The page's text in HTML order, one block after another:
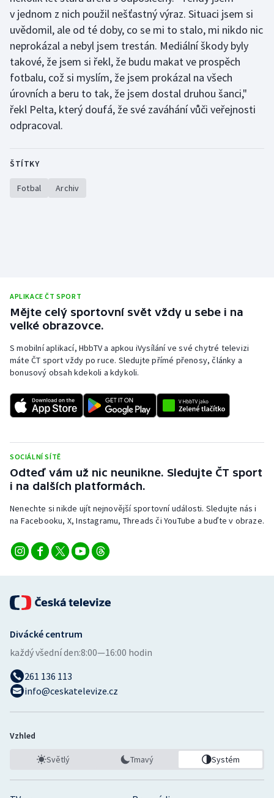
v jednom z nich použil nešťastný výraz. Situaci jsem si
uvědomil, ale od té doby, co se mi to stalo, mi nikdo nic
neprokázal a nebyl jsem trestán. Mediální škody byly
takové, že jsem si řekl, že budu makat ve prospěch
fotbalu, což si myslím, že jsem prokázal na všech
úrovních a beru to tak, že jsem dostal druhou šanci,"
řekl Pelta, který doufá, že své zaváhání vůči veřejnosti
odpracoval.
ŠTÍTKY
Fotbal Archiv
APLIKACE ČT SPORT
Mějte celý sportovní svět vždy u sebe i na
velké obrazovce.
S mobilní aplikací, HbbTV a apkou iVysílání ve své chytré televizi
máte ČT sport vždy po ruce. Sledujte přímé přenosy, články a
bonusový obsah kdekoli a kdykoli.
SOCIÁLNÍ SÍTĚ
Odteď vám už nic neunikne. Sledujte ČT sport
i na dalších platformách.
Nenechte si nikde ujít nejnovější sportovní události. Sledujte nás i
na Facebooku, X, Instagramu, Threads či YouTube a buďte v obraze.
Divácké centrum
každý všední den:8:00—16:00 hodin
261 136 113
info@ceskatelevize.cz
Vzhled
Světlý Tmavý Systém